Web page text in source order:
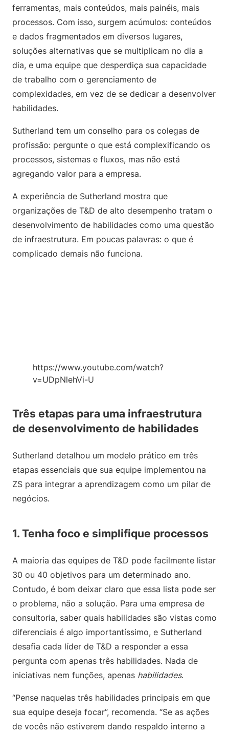
ferramentas, mais conteúdos, mais painéis, mais
processos. Com isso, surgem acúmulos: conteúdos
e dados fragmentados em diversos lugares,
soluções alternativas que se multiplicam no dia a
dia, e uma equipe que desperdiça sua capacidade
de trabalho com o gerenciamento de
complexidades, em vez de se dedicar a desenvolver
habilidades.
Sutherland tem um conselho para os colegas de
profissão: pergunte o que está complexificando os
processos, sistemas e fluxos, mas não está
agregando valor para a empresa.
A experiência de Sutherland mostra que
organizações de T&D de alto desempenho tratam o
desenvolvimento de habilidades como uma questão
de infraestrutura. Em poucas palavras: o que é
complicado demais não funciona.
https://www.youtube.com/watch?
v=UDpNlehVi-U
Três etapas para uma infraestrutura
de desenvolvimento de habilidades
Sutherland detalhou um modelo prático em três
etapas essenciais que sua equipe implementou na
ZS para integrar a aprendizagem como um pilar de
negócios.
1. Tenha foco e simplifique processos
A maioria das equipes de T&D pode facilmente listar
30 ou 40 objetivos para um determinado ano.
Contudo, é bom deixar claro que essa lista pode ser
o problema, não a solução. Para uma empresa de
consultoria, saber quais habilidades são vistas como
diferenciais é algo importantíssimo, e Sutherland
desafia cada líder de T&D a responder a essa
pergunta com apenas três habilidades. Nada de
iniciativas nem funções, apenas habilidades.
“Pense naquelas três habilidades principais em que
sua equipe deseja focar”, recomenda. “Se as ações
de vocês não estiverem dando respaldo interno a